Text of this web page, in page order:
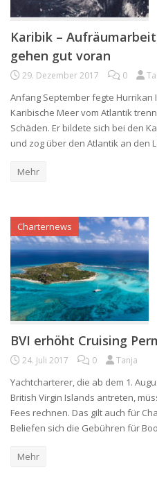
Karibik –
gehen gut voran
29. Dezember 2017 0
Anfang September fegte Hurrikan
Karibische Meer vom Atlantik
Schäden. Er bildete sich bei den
und zog über den Atlantik an den
Mehr
Charternews
BVI erhöht Cruising
24. Juli 2017 0 Tanja
Yachtcharterer, die ab dem 1.
British Virgin Islands antreten,
Fees rechnen. Das gilt auch für
Beliefen sich die Gebühren für
Mehr